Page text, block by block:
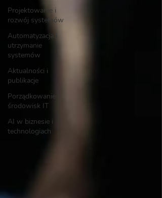
Projektowanie i
rozwój systemów
Automatyzacja i
utrzymanie
systemów
Aktualności i
publikacje
Porządkowanie
środowisk IT
AI w biznesie i
technologiach